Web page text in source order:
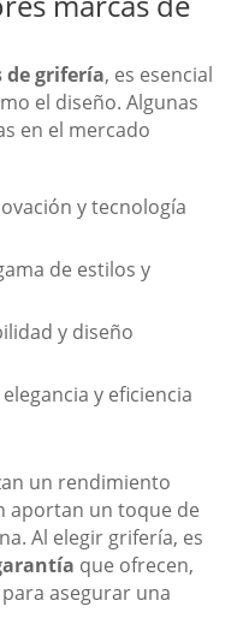
de grifería, es esencial
el diseño. Algunas
en el mercado
y tecnología
de estilos y
y diseño
y eficiencia
un rendimiento
aportan un toque de
Al elegir grifería, es
que ofrecen,
asegurar una